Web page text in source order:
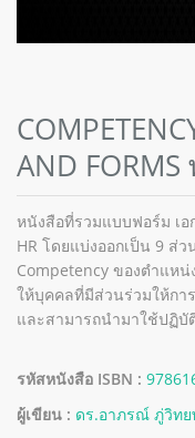
AND FORMS
หนังสือที่รวมแบบฟอร์ม เ
HR โดยแบ่งออกเป็น 9 ส่
Competency ของตำแห
ให้บุคคลที่มีส่วนร่วมให้กา
และสามารถนำมาใช้ปฏิบั
รหัสหนังสือ ISBN :
ผู้เขียน : ดร.อาภรณ์ ภู่วิท